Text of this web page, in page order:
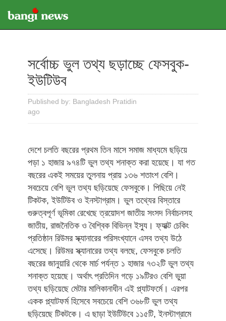
সর্বোচ্চ ভুল তথ্য ছড়াচ্ছে ফেসবুক-
ইউটিউব
Published by: Bangladesh Pratidin
ago
দেশে চলতি বছরের প্রথম তিন মাসে সমাজ মাধ্যমে ছড়িয়ে
পড়া ১ হাজার ৯৭৪টি ভুল তথ্য শনাক্ত করা হয়েছে। যা গত
বছরের একই সময়ের তুলনায় প্রায় ১৩৬ শতাংশ বেশি।
সবচেয়ে বেশি ভুল তথ্য ছড়িয়েছে ফেসবুকে। পিছিয়ে নেই
টিকটক, ইউটিউব ও ইনস্টাগ্রাম। ভুল তথ্যের বিস্তারে
গুরুত্বপূর্ণ ভূমিকা রেখেছে ত্রয়োদশ জাতীয় সংসদ নির্বাচনসহ
জাতীয়, রাজনৈতিক ও বৈশ্বিক বিভিন্ন ইস্যু। ফ্যাক্ট চেকিং
প্রতিষ্ঠান রিউমর স্ক্যানারের পরিসংখ্যানে এসব তথ্য উঠে
এসেছে। রিউমর স্ক্যানারের তথ্য বলছে, ফেসবুকে চলতি
বছরের জানুয়ারি থেকে মার্চ পর্যন্ত ১ হাজার ৭৩২টি ভুল তথ্য
শনাক্ত হয়েছে। অর্থাৎ প্রতিদিন গড়ে ১৯টিরও বেশি ভুয়া
তথ্য ছড়িয়েছে মেটার মালিকানাধীন এই প্ল্যাটফর্মে। এরপর
একক প্ল্যাটফর্ম হিসেবে সবচেয়ে বেশি ৩৬৮টি ভুল তথ্য
ছড়িয়েছে টিকটকে। এ ছাড়া ইউটিউবে ১১৫টি, ইনস্টাগ্রামে